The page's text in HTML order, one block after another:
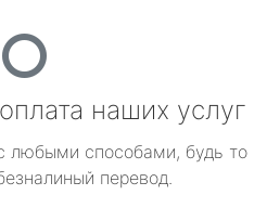
наших услуг
любыми способами, будь то
перевод.